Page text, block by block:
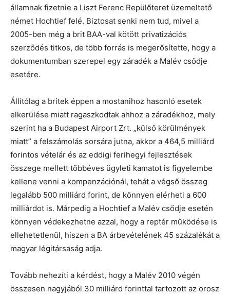
államnak fizetnie a Liszt Ferenc Repülőteret üzemeltető
német Hochtief felé. Biztosat senki nem tud, mivel a
2005-ben még a brit BAA-val kötött privatizációs
szerződés titkos, de több forrás is megerősítette, hogy a
dokumentumban szerepel egy záradék a Malév csődje
esetére.
Állítólag a britek éppen a mostanihoz hasonló esetek
elkerülése miatt ragaszkodtak ahhoz a záradékhoz, mely
szerint ha a Budapest Airport Zrt. „külső körülmények
miatt” a felszámolás sorsára jutna, akkor a 464,5 milliárd
forintos vételár és az eddigi ferihegyi fejlesztések
összege mellett többéves ügyleti kamatot is figyelembe
kellene venni a kompenzációnál, tehát a végső összeg
legalább 500 milliárd forint, de könnyen elérheti a 600
milliárdot is. Márpedig a Hochtief a Malév csődje esetén
könnyen védekezhetne azzal, hogy a reptér működése is
ellehetetlenül, hiszen a BA árbevételének 45 százalékát a
magyar légitársaság adja.
Tovább nehezíti a kérdést, hogy a Malév 2010 végén
összesen nagyjából 30 milliárd forinttal tartozott az orosz